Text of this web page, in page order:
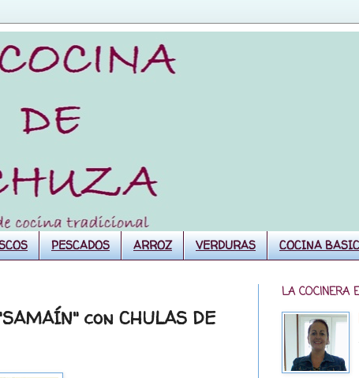
PESCADOS ARROZ VERDURAS COCINA
con CHULAS DE
LA COCINERA